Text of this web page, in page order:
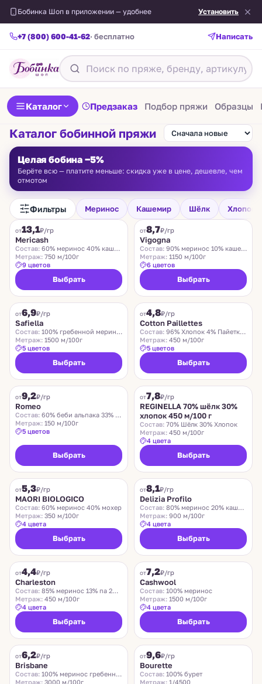
Бобинка Шоп в приложении — удобнее Установить
+7 (800) 600-41-62· бесплатно Написать
Каталог Предзаказ Подбор пряжи Образцы
Каталог бобинной пряжи
Целая бобина −5%
Берёте всю — платите меньше: скидка уже в цене, дешевле, чем
отмотом
Фильтры Меринос Кашемир Шёлк Хлопок
FILAMORE
от13,1₽/гр
Mericash
Состав: 60% меринос 40% кашемир
Метраж: 750 м/100г
9 цветов
Выбрать
VIGOGNA
от8,7₽/гр
Vigogna
Состав: 90% меринос 10% кашемир
Метраж: 1150 м/100г
6 цветов
Выбрать
от6,9₽/гр
Safiella
Состав: 100% гребенной меринос
Метраж: 1500 м/100г
5 цветов
Выбрать
от4,8₽/гр
Cotton Paillettes
Состав: 96% Хлопок 4% Пайетки Полиэстер
Метраж: 450 м/100г
5 цветов
Выбрать
от9,2₽/гр
Romeo
Состав: 60% беби альпака 33% меринос 7% нейлон
Метраж: 150 м/100г
5 цветов
Выбрать
от7,8₽/гр
REGINELLA 70% шёлк 30%
хлопок 450 м/100 г
Состав: 70% Шёлк 30% Хлопок
Метраж: 450 м/100г
4 цвета
Выбрать
от5,3₽/гр
MAORI BIOLOGICO
Состав: 60% меринос 40% мохер
Метраж: 350 м/100г
4 цвета
Выбрать
от8,1₽/гр
Delizia Profilo
Состав: 80% меринос 20% кашемир
Метраж: 900 м/100г
4 цвета
Выбрать
от4,4₽/гр
Charleston
Состав: 85% меринос 13% па 2% эластан
Метраж: 450 м/100г
4 цвета
Выбрать
от7,2₽/гр
Cashwool
Состав: 100% меринос
Метраж: 1500 м/100г
4 цвета
Выбрать
от6,2₽/гр
Brisbane
Состав: 100% меринос гребенной
Метраж: 3000 м/100г
Хит
от9,6₽/гр
Bourette
Состав: 100% бурет
Метраж: 1/4500